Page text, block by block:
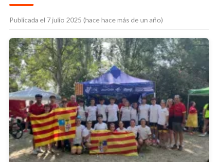
Publicada el 7 julio 2025 (hace hace más de un año)